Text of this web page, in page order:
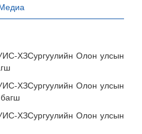
Олон улсын
Олон улсын
Олон улсын